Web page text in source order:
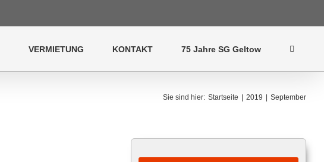
VERMIETUNG KONTAKT 75 Jahre SG Geltow
Sie sind hier: Startseite 2019 September